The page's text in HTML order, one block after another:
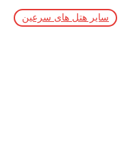
سایر هتل های سرعین